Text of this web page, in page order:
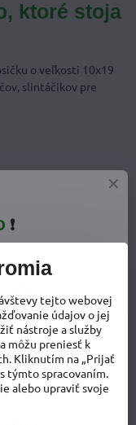
ktoré stoja
o veľkosti 10x19
slintáčikov pre
nosiča, výrobca si dal
na 30°C so
v sušičke s miernym
tejto webovej
údajov o jej
nástroje a služby
môžu preniesť k
Kliknutím na „Prijať
týmto spracovaním.
alebo upraviť svoje
❗